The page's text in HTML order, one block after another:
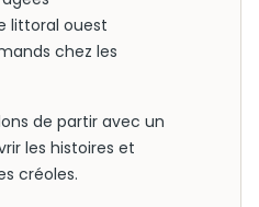
littoral ouest
chez les
de partir avec un
les histoires et
créoles.